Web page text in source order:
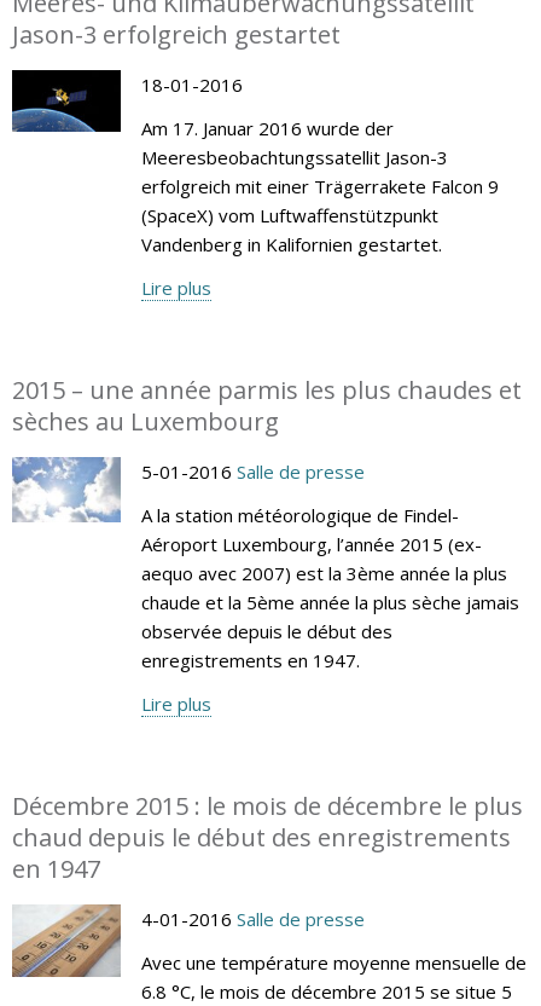
Jason-3 erfolgreich gestartet
18-01-2016
Am 17. Januar 2016 wurde der
Meeresbeobachtungssatellit Jason-3
erfolgreich mit einer Trägerrakete Falcon 9
(SpaceX) vom Luftwaffenstützpunkt
Vandenberg in Kalifornien gestartet.
Lire plus
2015 – une année parmis les plus chaudes et
sèches au Luxembourg
5-01-2016 Salle de presse
A la station météorologique de Findel-
Aéroport Luxembourg, l’année 2015 (ex-
aequo avec 2007) est la 3ème année la plus
chaude et la 5ème année la plus sèche jamais
observée depuis le début des
enregistrements en 1947.
Lire plus
Décembre 2015 : le mois de décembre le plus
chaud depuis le début des enregistrements
en 1947
4-01-2016 Salle de presse
Avec une température moyenne mensuelle de
6.8 °C, le mois de décembre 2015 se situe 5